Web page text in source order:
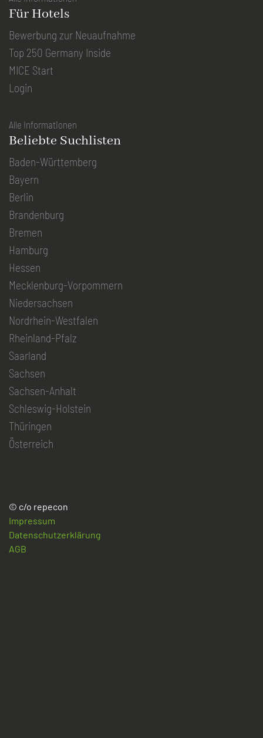
Für Hotels
Bewerbung zur Neuaufnahme
Top 250 Germany Inside
MICE Start
Login
Alle Informationen
Beliebte Suchlisten
Baden-Württemberg
Bayern
Berlin
Brandenburg
Bremen
Hamburg
Hessen
Mecklenburg-Vorpommern
Niedersachsen
Nordrhein-Westfalen
Rheinland-Pfalz
Saarland
Sachsen
Sachsen-Anhalt
Schleswig-Holstein
Thüringen
Österreich
© c/o repecon
Impressum
Datenschutzerklärung
AGB